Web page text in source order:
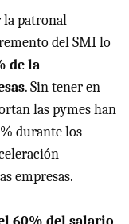
la patronal
del SMI lo
de la
. Sin tener en
las pymes han
durante los
empresas.